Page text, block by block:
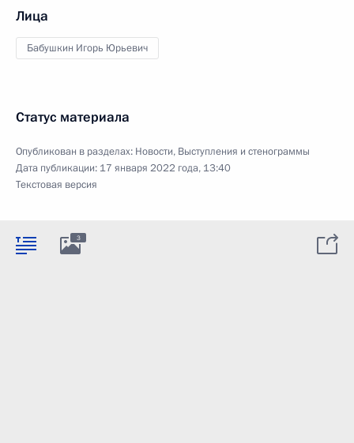
Лица
Бабушкин Игорь Юрьевич
Статус материала
Опубликован в разделах: Новости, Выступления и стенограммы
Дата публикации: 17 января 2022 года, 13:40
Текстовая версия
3